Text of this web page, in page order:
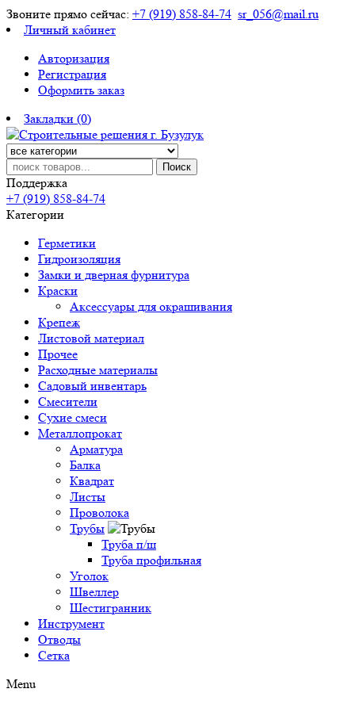
Звоните прямо сейчас: +7 (919) 858-84-74 sr_056@mail.ru
Личный кабинет
Авторизация
Регистрация
Оформить заказ
Закладки (0)
Поиск
Поддержка
+7 (919) 858-84-74
Категории
Герметики
Гидроизоляция
Замки и дверная фурнитура
Краски
Аксессуары для окрашивания
Крепеж
Листовой материал
Прочее
Расходные материалы
Садовый инвентарь
Смесители
Сухие смеси
Металлопрокат
Арматура
Балка
Квадрат
Листы
Проволока
Трубы
Труба п/ш
Труба профильная
Уголок
Швеллер
Шестигранник
Инструмент
Отводы
Сетка
Menu